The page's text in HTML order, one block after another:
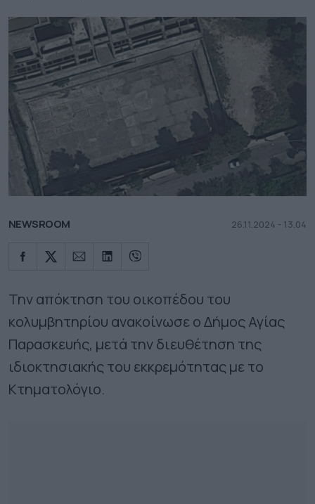
NEWSROOM 26.11.2024 - 13.04
Την απόκτηση του οικοπέδου του
κολυμβητηρίου ανακοίνωσε ο Δήμος Αγίας
Παρασκευής, μετά την διευθέτηση της
ιδιοκτησιακής του εκκρεμότητας με το
Κτηματολόγιο.